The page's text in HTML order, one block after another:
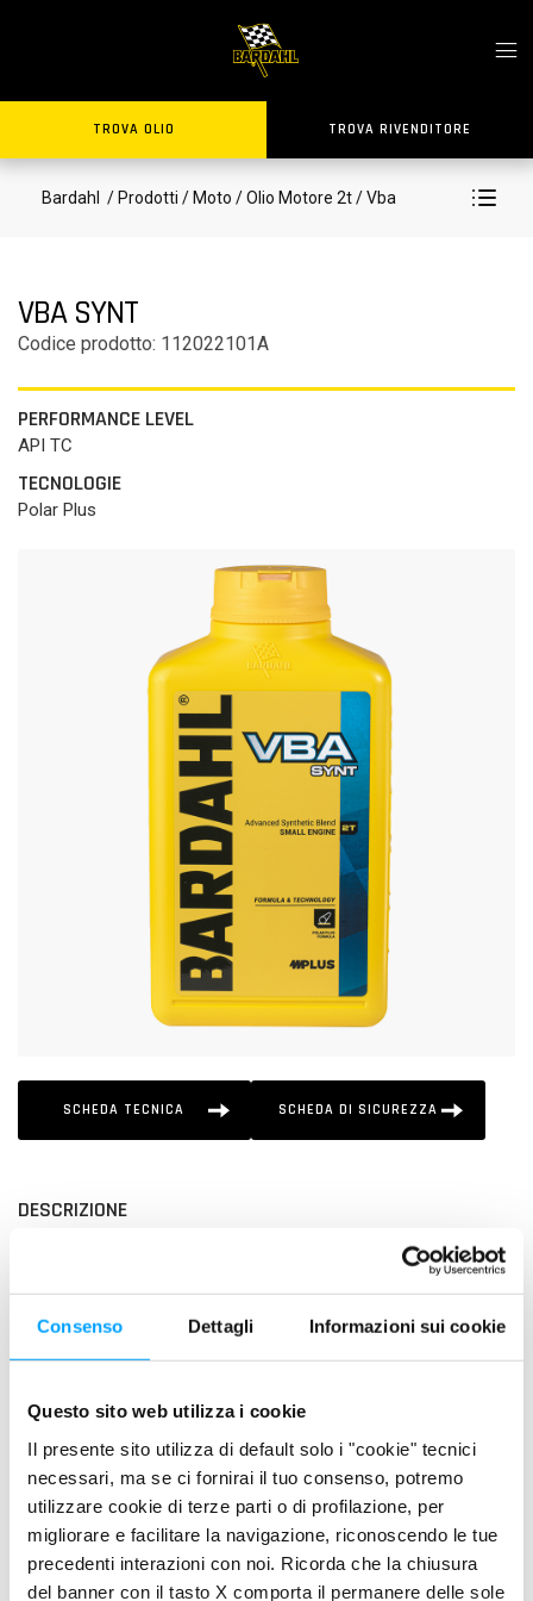
Consenso Dettagli Informazioni sui cookie
Questo sito web utilizza i cookie
Il presente sito utilizza di default solo i "cookie" tecnici
necessari, ma se ci fornirai il tuo consenso, potremo
utilizzare cookie di terze parti o di profilazione, per
migliorare e facilitare la navigazione, riconoscendo le tue
precedenti interazioni con noi. Ricorda che la chiusura
del banner con il tasto X comporta il permanere delle sole
TROVA OLIO TROVA RIVENDITORE
Bardahl / Prodotti / Moto / Olio Motore 2t/ Vba
VBA SYNT
Codice prodotto: 112022101A
PERFORMANCE LEVEL
API TC
TECNOLOGIE
Polar Plus
SCHEDA TECNICA SCHEDA DI SICUREZZA
DESCRIZIONE
di utilizzo, formulato per un'ampia gamma di motori 2T.
PLUS DI PRODOTTO
Massima pulizia del motore e della candela
Massima protezione contro l’usura e il grippaggio
Formulazione “robusta” per la massima affidabilità in ogni
condizione di esercizio
PROPRIETÀ